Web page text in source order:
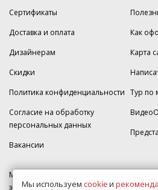
Сертификаты
Доставка и оплата
Дизайнерам
Скидки
Политика конфиденциальности
Согласие на обработку
персональных данных
Вакансии
Как
Карта
Тур по
МКАД 2км внешняя сторона, д. 2, ТРЦ
этаж, магазин Плитка-SDVK.
Мы используем cookieи